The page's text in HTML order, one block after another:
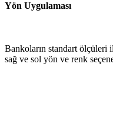
Yön Uygulaması
Bankoların standart
sağ ve sol yön ve renk